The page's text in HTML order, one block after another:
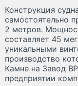
Конструкция
самостоятельно
2 метров.
составляет 45
уникальными
производство
Камне на Завод
предприятии